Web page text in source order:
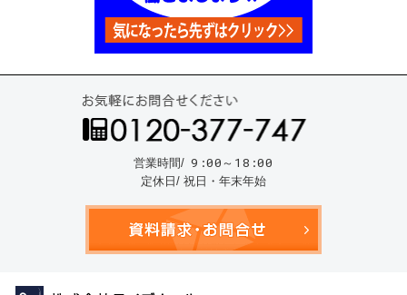
営業時間/ 9:00～18:00
定休日/ 祝日・年末年始